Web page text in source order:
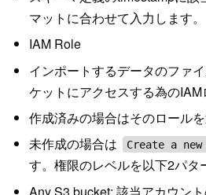
マットに合わせて入力します。
IAM Role
インポートするデータのファ
ケットにアクセスする為のIAM
作成済みの場合はそのロールを
未作成の場合は
Create a
す。権限のレベルを以下2パタ
Any S3 bucket: 該当アカウン